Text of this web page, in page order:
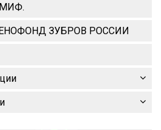
ЗУБРОВ РОССИИ